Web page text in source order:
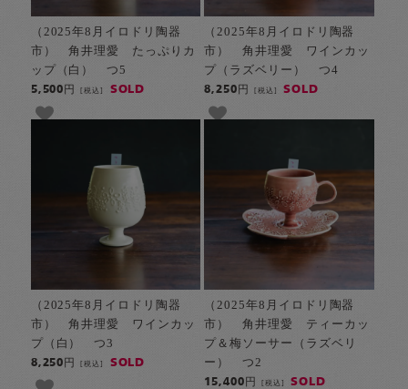
（2025年8月イロドリ陶器
市） 角井理愛 たっぷりカ
ップ（白） つ5
5,500円[税込] SOLD
（2025年8月イロドリ陶器
市） 角井理愛 ワインカッ
プ（ラズベリー） つ4
8,250円 [税込] SOLD
（2025年8月イロドリ陶器
市） 角井理愛 ワインカッ
プ（白） つ3
8,250円[税込] SOLD
（2025年8月イロドリ陶器
市） 角井理愛 ティーカッ
プ＆梅ソーサー（ラズベリ
ー） つ2
15,400円 [税込] SOLD